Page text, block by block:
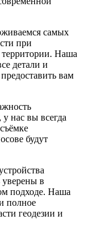
самых
при
территории. Наша
детали и
вам
нас вы всегда
будут
в
подходе. Наша
полное
геодезии и